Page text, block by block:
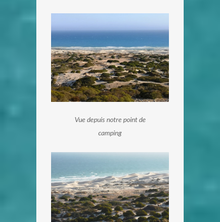
Vue depuis notre point de
camping